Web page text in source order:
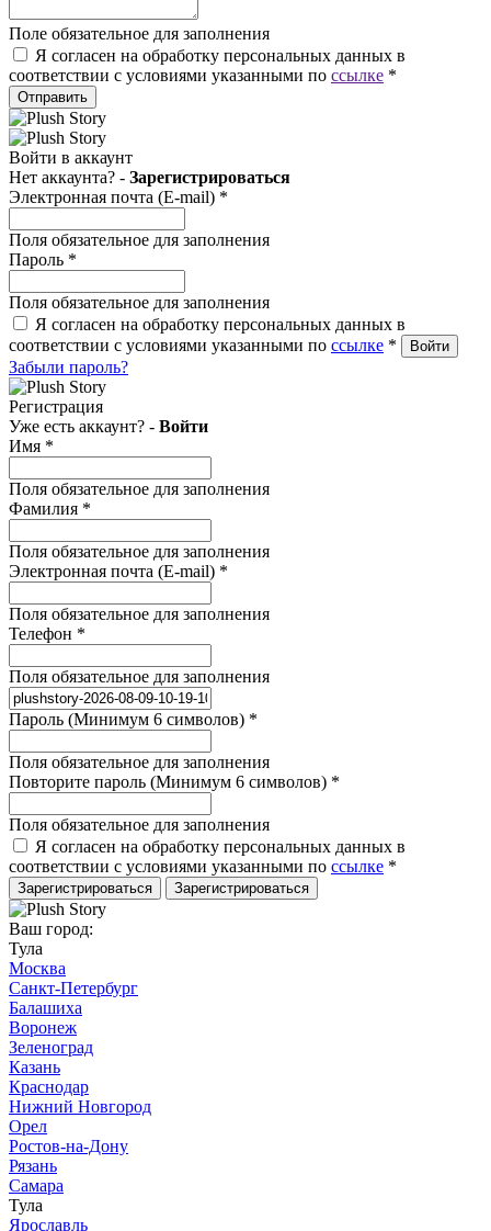
Поле обязательное для заполнения
Я согласен на обработку персональных данных в
соответствии с условиями указанными по ссылке *
Отправить
Войти в аккаунт
Нет аккаунта? - Зарегистрироваться
Электронная почта (E-mail) *
Поля обязательное для заполнения
Пароль *
Поля обязательное для заполнения
Я согласен на обработку персональных данных в
соответствии с условиями указанными по ссылке *
Забыли пароль?
Регистрация
Уже есть аккаунт? - Войти
Имя *
Поля обязательное для заполнения
Фамилия *
Поля обязательное для заполнения
Электронная почта (E-mail) *
Поля обязательное для заполнения
Телефон *
Поля обязательное для заполнения
Пароль (Минимум 6 символов) *
Поля обязательное для заполнения
Повторите пароль (Минимум 6 символов) *
Поля обязательное для заполнения
Я согласен на обработку персональных данных в
соответствии с условиями указанными по ссылке *
Зарегистрироваться
Ваш город:
Тула
Москва
Санкт-Петербург
Балашиха
Воронеж
Зеленоград
Казань
Краснодар
Нижний Новгород
Орел
Ростов-на-Дону
Рязань
Самара
Тула
Ярославль